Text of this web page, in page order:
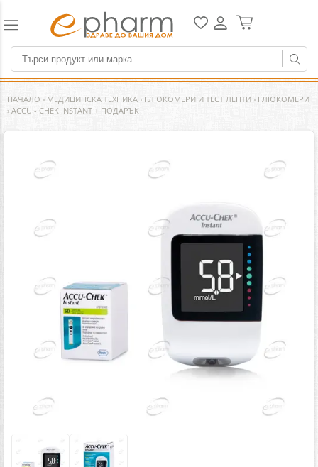
НАЧАЛО › МЕДИЦИНСКА ТЕХНИКА › ГЛЮКОМЕРИ И ТЕСТ ЛЕНТИ › ГЛЮКОМЕРИ
› ACCU - CHEK INSTANT + ПОДАРЪК